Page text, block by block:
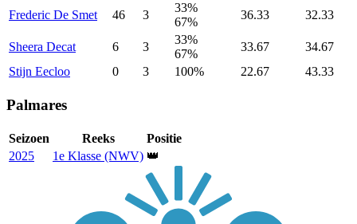
Frederic De Smet 46 3
33%
67%
36.33 32.33
Sheera Decat 6 3
33%
67%
33.67
34.67
Stijn Eecloo 0 3 100% 22.67 43.33
Palmares
Seizoen Reeks
Positie
2025
1e Klasse (NWV) 👑